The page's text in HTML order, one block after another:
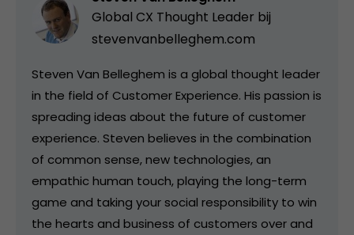
Global CX Thought Leader bij
stevenvanbelleghem.com
Steven Van Belleghem is a global thought leader
in the field of Customer Experience. His passion is
spreading ideas about the future of customer
experience. Steven believes in the combination
of common sense, new technologies, an
empathic human touch, playing the long-term
game and taking your social responsibility to win
the hearts and business of customers over and